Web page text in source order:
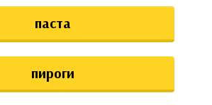
паста
пироги